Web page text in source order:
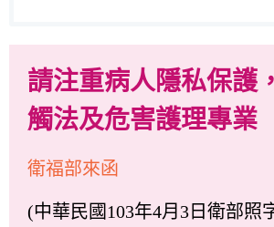
請注重病人隱私保護
觸法及危害護理專業
衛福部來函
(中華民國103年4月3日衛部照